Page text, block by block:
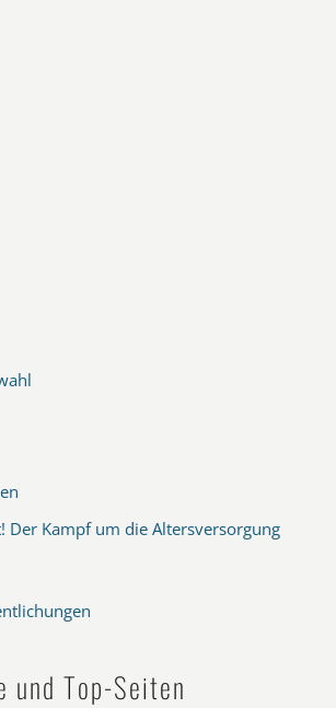
Der Kampf um die Altersversorgung
und Top-Seiten